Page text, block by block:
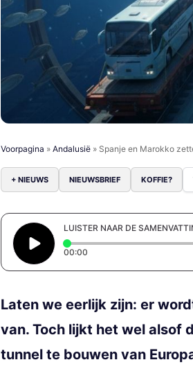
Voorpagina » Andalusië » Spanje en Marokko
+ NIEUWS NIEUWSBRIEF KOFFIE?
LUISTER NAAR DE
00:00
Laten we eerlijk zijn: er
van. Toch lijkt het wel alsof
tunnel te bouwen van